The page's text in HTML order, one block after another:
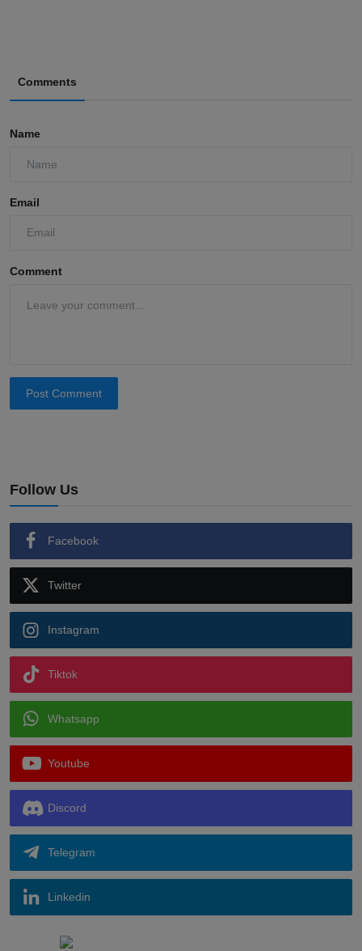
Comments
Name
Email
Comment
Post Comment
Follow Us
Facebook
Twitter
Instagram
Tiktok
Whatsapp
Youtube
Discord
Telegram
Linkedin